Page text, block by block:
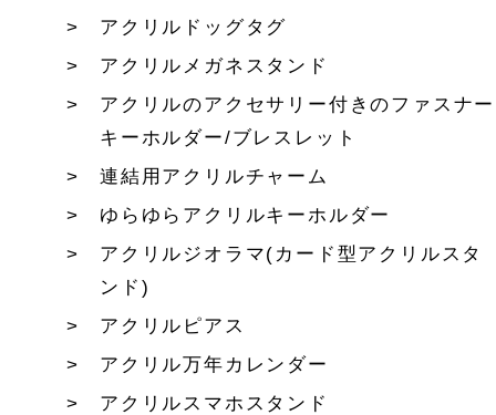
アクリルドッグタグ
アクリルメガネスタンド
アクリルのアクセサリー付きのファスナー
キーホルダー/ブレスレット
連結用アクリルチャーム
ゆらゆらアクリルキーホルダー
アクリルジオラマ(カード型アクリルスタ
ンド)
アクリルピアス
アクリル万年カレンダー
アクリルスマホスタンド